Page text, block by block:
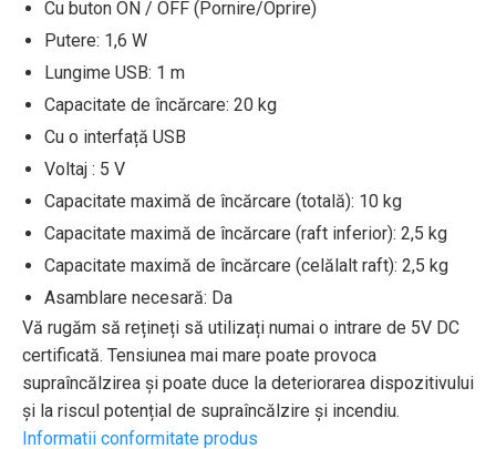
Cu buton ON / OFF (Pornire/Oprire)
Putere: 1,6 W
Lungime USB: 1 m
Capacitate de încărcare: 20 kg
Cu o interfață USB
Voltaj : 5 V
Capacitate maximă de încărcare (totală): 10 kg
Capacitate maximă de încărcare (raft inferior): 2,5 kg
Capacitate maximă de încărcare (celălalt raft): 2,5 kg
Asamblare necesară: Da
Vă rugăm să rețineți să utilizați numai o intrare de 5V DC
certificată. Tensiunea mai mare poate provoca
supraîncălzirea și poate duce la deteriorarea dispozitivului
și la riscul potențial de supraîncălzire și incendiu.
Informatii conformitate produs